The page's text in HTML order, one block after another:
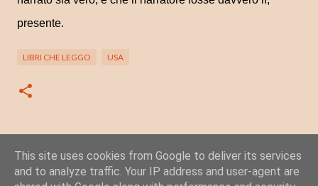
presente.
LIBRI CHE LEGGO USA
C
Posta un commento
This site uses cookies from Google to deliver its services
and to analyze traffic. Your IP address and user-agent are